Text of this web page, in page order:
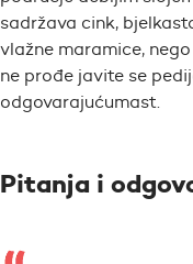
sadržava cink,
vlažne maramice,
ne prođe javite se
odgovarajućumast.
Pitanja i